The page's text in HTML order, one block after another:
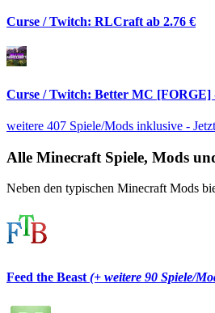
Curse / Twitch: RLCraft ab 2.76 €
Curse / Twitch: Better MC [FORGE]
weitere 407 Spiele/Mods inklusive -
Alle Minecraft Spiele, Mods
Neben den typischen Minecraft Mods
Feed the Beast (+ weitere 90 Spiele/